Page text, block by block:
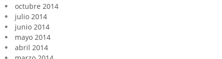
octubre 2014
julio 2014
junio 2014
mayo 2014
abril 2014